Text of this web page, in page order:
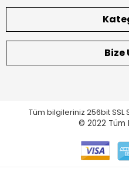
Bize
Tüm bilgileriniz 256bit SSL
© 2022 Tüm